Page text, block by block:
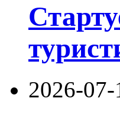
2026-07-